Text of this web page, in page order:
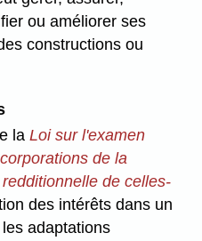
ou améliorer ses
constructions ou
laLoi sur l'examen
de la
de celles-
des intérêts dans un
adaptations